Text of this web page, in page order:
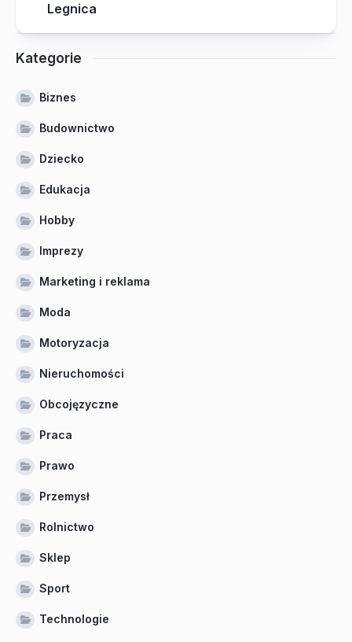
Legnica
Kategorie
Biznes
Budownictwo
Dziecko
Edukacja
Hobby
Imprezy
Marketing i reklama
Moda
Motoryzacja
Nieruchomości
Obcojęzyczne
Praca
Prawo
Przemysł
Rolnictwo
Sklep
Sport
Technologie